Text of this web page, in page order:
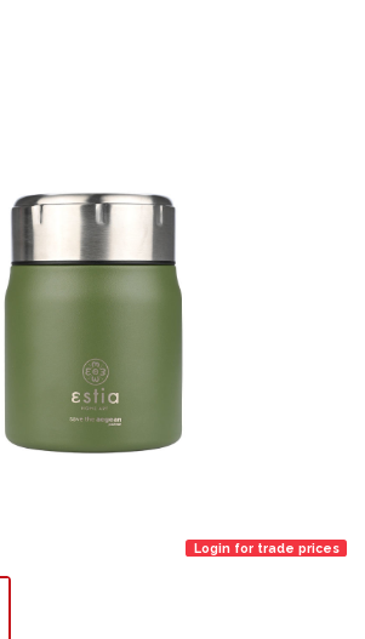
Login for trade prices